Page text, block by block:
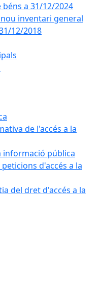
béns a 31/12/2024
inventari general
12/2018
de l'accés a la
informació pública
d'accés a la
del dret d'accés a la